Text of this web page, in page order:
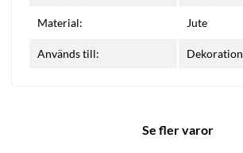
Material: Jute
Används till: Dekoration
Se fler varor